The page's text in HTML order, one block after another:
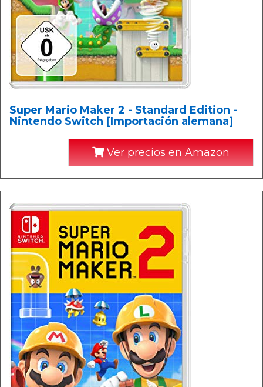
Super Mario Maker 2 - Standard Edition -
Nintendo Switch [Importación alemana]
Ver precios en Amazon